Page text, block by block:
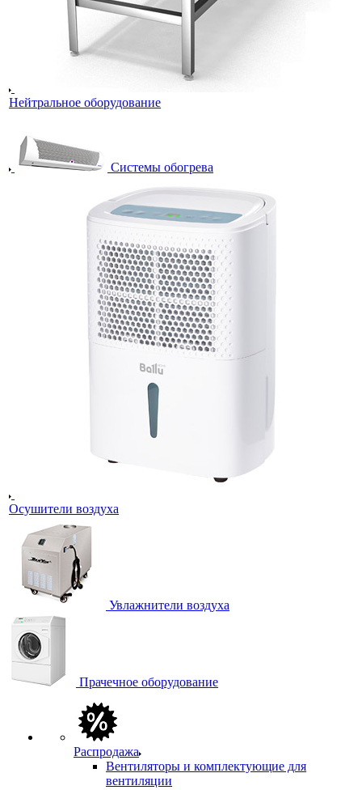
Нейтральное оборудование
Системы обогрева
Осушители воздуха
Увлажнители воздуха
Прачечное оборудование
Распродажа
Вентиляторы и комплектующие для
вентиляции